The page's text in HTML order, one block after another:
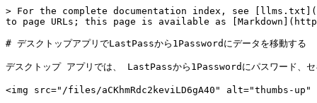
> For the complete documentation index, see [llms.txt](https://manual.dxable.com/llms.txt). Markdown versions of documentation pages are available by appending `.md` to page URLs; this page is available as [Markdown](https://manual.dxable.com/1password/move-your-data-from-lastpass-to-1password-in-the-desktop-app.md).

# デスクトップアプリでLastPassから1Passwordにデータを移動する

デスクトップ アプリでは、 LastPassから1Passwordにパスワード、セキュア ノート、その他の項目を転送できます。

<img src="/files/aCKhmRdc2keviLD6gA40" alt="thumbs-up" data-size="line">**ヒント**

1Passwordに切り替える準備はできていますか? 費用は当社が負担します。

<img src="/files/GowsjWNtUeBVlqpNWa0c" alt="" data-size="original">\
\<iframe src="<https://player.vimeo.com/video/969227567?h=beeb0fd4ab&amp;title=0&amp;byline=0&amp;portrait=0&amp;badge=0&amp;autopause=0&amp;player_id=0&amp;app_id=58479>" frameborder="0" allow="autoplay; fullscreen; picture-in-picture; clipboard-write" style="position:absolute;top:0;left:0;width:100%;height:100%" title="Move your data from LastPass to 1Password">\</iframe>

\<iframe src=" \<a href="[https://player.vimeo.com/video/969227567?h=beeb0fd4ab\\\&title=0\\\&byline=0\\\&portrait=0\\\&badge=0\\\&autopause=0\\\&player\\\_id=0\\\&app\\\_id=58479">https://player.vimeo.com/video/969227567?h=beeb0fd4ab\\\&title=0\\\&byline=0\\\&portrait=0\\\&badge=0\\\&autopause=0\\\&player\\\_id=0\\\&app\\\_id=58479\\](https://player.vimeo.com/video/969227567?h=beeb0fd4ab\\\&title=0\\\&byline=0\\\&portrait=0\\\&badge=0\\\&autopause=0\\\&player\\_id=0\\\&app\\_id=58479">https://player.vimeo.com/video/969227567?h=beeb0fd4ab\\\&title=0\\\&byline=0\\\&portrait=0\\\&badge=0\\\&autopause=0\\\&player\\_id=0\\\&app\\_id=58479\\)</a> " frameborder="0" allow="autoplay; fullscreen; picture-in-picture; clipboard-write" style="position:absolute;top:0;left:0;width:100%;height:100%" title=" LastPassから1Passwordにデータを移動する ">\</iframe>

LastPassからデータをインポートするには、 1Passwordアカウントにサインアップする必要があります。家族またはチームのアカウントに参加するよう招待するメールを受け取った場合は、メールの指示に従ってください。

1PasswordアカウントをCreateしたら、 1Password for Macをインストールしてサインインし、以下の手順に従ってLastPassデータをインポートします。

<img src="/files/SIbHBjWWUj49g5fX0jk4" alt="" width="375">

### **始める前に** <a href="#yr37gogozl61" id="yr37gogozl61"></a>

始める前に、 LastPassから1Passwordにデータをインポートすると何が起こるかについて詳しく学んでください。

* プライベート フォルダーはタグに変換されます。共有フォルダーは、フォルダーの管理者権限を持つユーザーのみがインポートできます。
* あなたと共有されている個々のアイテムがインポートされます。
* Password履歴は共有アイテムにはインポートされますが、非公開アイテムにはインポートされません。

LastPassファミリーまたはビジネスをご利用の場合:

* 1PasswordアカウントにLastPassグループと同じ名前のグループをCreateすると、共有フォルダーは保管庫に変​​換され、そのグループ権限が含まれます。共有フォルダー権限のインポート方法の詳細については、こちらをご覧ください。
* 共有フォルダーをインポートできるのは、共有フォルダーの管理者権限を持つユーザーのみです。共有フォルダーをインポートすると、他の管理者はインポートできなくなります。
* 1Password Teamsまたは Business で共有フォルダーをインポートするには、保管庫をCreateする権限が必要です。

データをインポートすると、アイテムの種類が変わります。

| **LastPassアイテムタイプ**         | **1Password項目タイプ**                                                        |
| --------------------------- | ------------------------------------------------------------------------- |
| Password                    | [Login](https://support.1password.com/item-categories/#login)             |
| 住所                          | [Identity](https://support.1password.com/item-categories/#identity)       |
| 応用                          | [Login](https://support.1password.com/item-categories/#login)             |
| カスタムアイテム                    | [Secure Note](https://support.1password.com/item-categories/#secure-note) |
| アイテムに添付されたファイルまたはワンタイムパスワード | 同じアイテムに自動的に添付されます\*                                                       |
| Bank Account、クレジットカードな